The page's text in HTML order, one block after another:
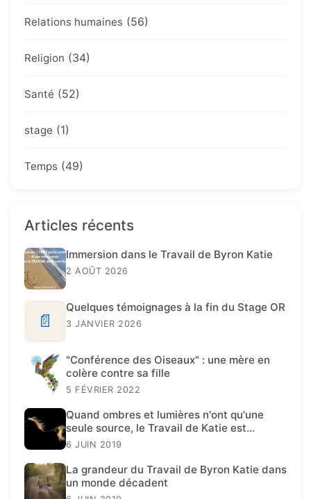
Relations humaines (56)
Religion (34)
Santé (52)
stage (1)
Temps (49)
Articles récents
Immersion dans le Travail de Byron Katie
2 AOÛT 2026
📄
Quelques témoignages à la fin du Stage OR
3 JANVIER 2026
"Conférence des Oiseaux" : une mère en
colère contre sa fille
5 FÉVRIER 2022
Quand ombres et lumières n'ont qu'une
seule source, le Travail de Katie est
présent.
6 JUIN 2019
La grandeur du Travail de Byron Katie dans
un monde décadent